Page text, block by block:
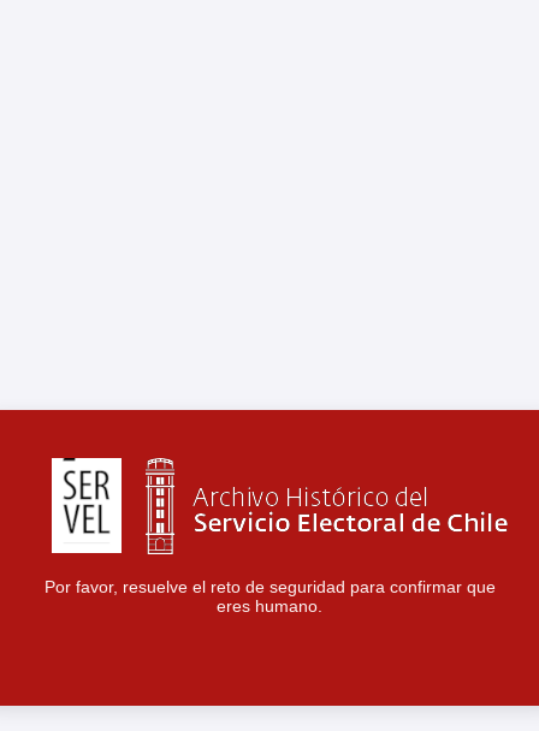
Por favor, resuelve el reto de seguridad para confirmar que
eres humano.